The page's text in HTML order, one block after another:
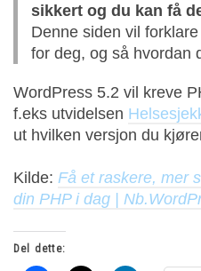
sikkert og du kan få
Denne siden vil
for deg, og så hvordan
WordPress 5.2 vil kreve
f.eks utvidelsen
ut hvilken versjon du
Kilde: Få et raskere, mer
din PHP i dag |
Del dette: